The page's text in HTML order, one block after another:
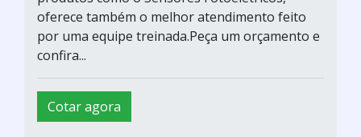
oferece também o melhor atendimento feito
por uma equipe treinada.Peça um orçamento e
confira...
Cotar agora